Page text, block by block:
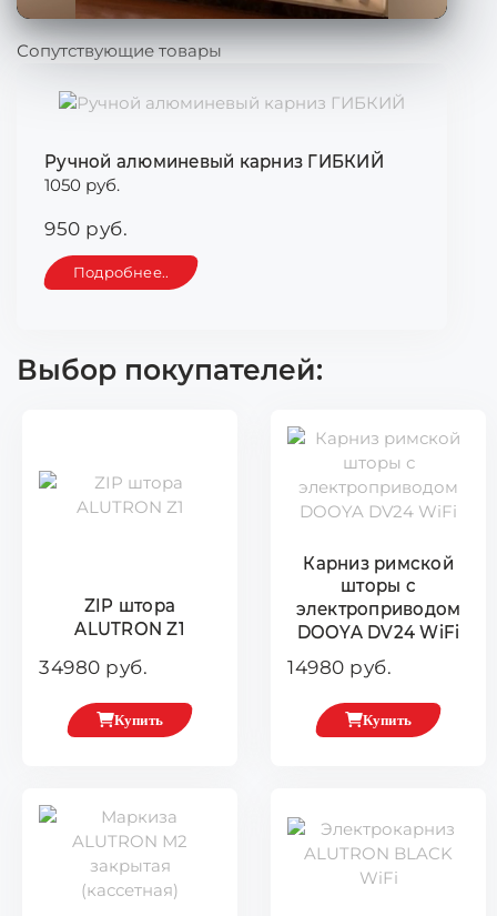
Сопутствующие товары
Ручной алюминевый карниз ГИБКИЙ
1050 руб.
950 руб.
Подробнее..
Выбор покупателей:
ZIP штора
ALUTRON Z1
34980 руб.
Купить
Карниз римской
шторы с
электроприводом
DOOYA DV24 WiFi
14980 руб.
Купить